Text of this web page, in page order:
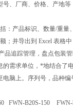
、厂商、价格、产地
：产品标识、数量/重量
；并导出到 Excel 表格中
品追踪管理，盘点包装
需求单位，*地结合了
脑上。序列号，品种
FWN-B20S-150 FWN-